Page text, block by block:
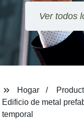
Hogar
Edificio de metal
temporal